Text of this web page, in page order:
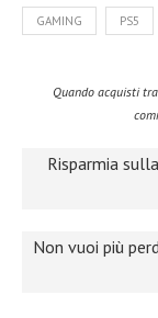
GAMING PS5
Quando acquisti
Risparmia
Non vuoi più